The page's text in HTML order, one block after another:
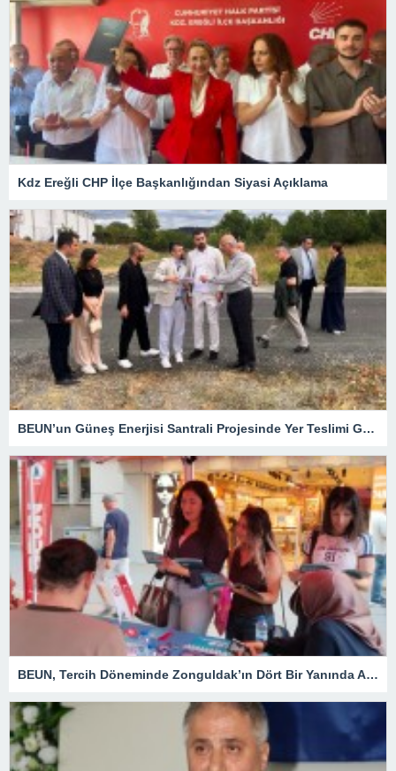
Kdz Ereğli CHP İlçe Başkanlığından Siyasi Açıklama
BEUN’un Güneş Enerjisi Santrali Projesinde Yer Teslimi Gerçekleştirildi
BEUN, Tercih Döneminde Zonguldak’ın Dört Bir Yanında Aday Öğrencilerle Buluşuyor